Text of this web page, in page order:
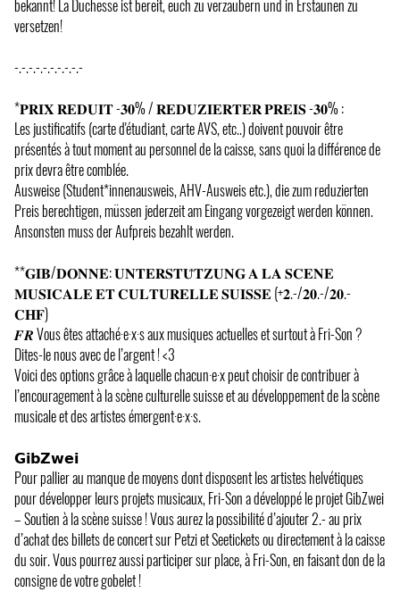
bekannt! La Duchesse ist bereit, euch zu verzaubern und in Erstaunen zu
versetzen!
-.-.-.-.-.-.-.-.-.-
*𝐏𝐑𝐈𝐗 𝐑𝐄𝐃𝐔𝐈𝐓 -𝟑𝟎% / 𝐑𝐄𝐃𝐔𝐙𝐈𝐄𝐑𝐓𝐄𝐑 𝐏𝐑𝐄𝐈𝐒 -𝟑𝟎% :
Les justificatifs (carte d'étudiant, carte AVS, etc..) doivent pouvoir être
présentés à tout moment au personnel de la caisse, sans quoi la différence de
prix devra être comblée.
Ausweise (Student*innenausweis, AHV-Ausweis etc.), die zum reduzierten
Preis berechtigen, müssen jederzeit am Eingang vorgezeigt werden können.
Ansonsten muss der Aufpreis bezahlt werden.
**𝐆𝐈𝐁/𝐃𝐎𝐍𝐍𝐄: 𝐔𝐍𝐓𝐄𝐑𝐒𝐓𝐔̈𝐓𝐙𝐔𝐍𝐆 𝐀 𝐋𝐀 𝐒𝐂𝐄𝐍𝐄
𝐌𝐔𝐒𝐈𝐂𝐀𝐋𝐄 𝐄𝐓 𝐂𝐔𝐋𝐓𝐔𝐑𝐄𝐋𝐋𝐄 𝐒𝐔𝐈𝐒𝐒𝐄 (+𝟐.-/𝟐𝟎.-/𝟐𝟎.-
𝐂𝐇𝐅)
𝑭𝑹 Vous êtes attaché·e·x·s aux musiques actuelles et surtout à Fri-Son ?
Dites-le nous avec de l’argent ! <3
Voici des options grâce à laquelle chacun·e·x peut choisir de contribuer à
l’encouragement à la scène culturelle suisse et au développement de la scène
musicale et des artistes émergent·e·x·s.
𝗚𝗶𝗯𝗭𝘄𝗲𝗶
Pour pallier au manque de moyens dont disposent les artistes helvétiques
pour développer leurs projets musicaux, Fri-Son a développé le projet GibZwei
– Soutien à la scène suisse ! Vous aurez la possibilité d’ajouter 2.- au prix
d’achat des billets de concert sur Petzi et Seetickets ou directement à la caisse
du soir. Vous pourrez aussi participer sur place, à Fri-Son, en faisant don de la
consigne de votre gobelet !